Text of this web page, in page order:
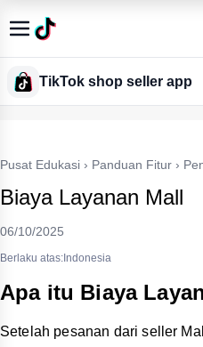
TikTok shop seller app
Pusat Edukasi › Panduan Fitur ›
Biaya Layanan Mall
06/10/2025
Berlaku atas:Indonesia
Apa itu Biaya
Setelah pesanan dari seller